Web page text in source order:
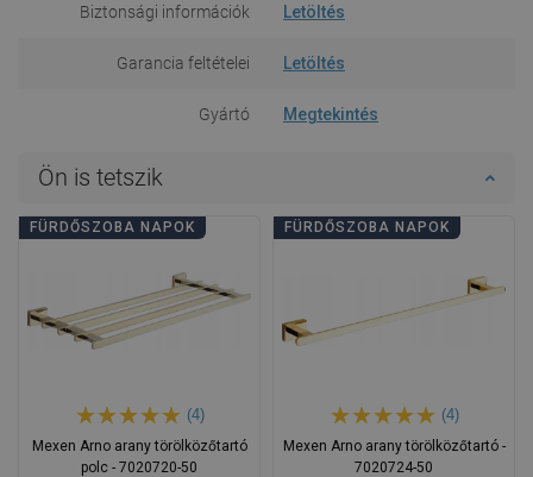
Biztonsági információk Letöltés
Garancia feltételei Letöltés
Gyártó Megtekintés
Ön is tetszik
FÜRDŐSZOBA NAPOK
(4)
Mexen Arno arany törölközőtartó
polc - 7020720-50
FÜRDŐSZOBA NAPOK
(4)
Mexen Arno arany törölközőtartó -
7020724-50